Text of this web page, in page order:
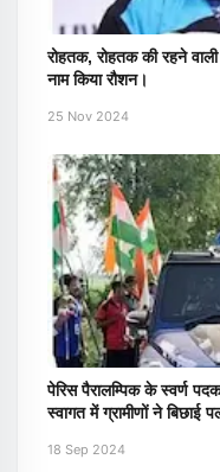
रोहतक, रोहतक की रहने
नाम किया रौशन।
25 Nov 2024
पेरिस पैरालम्पिक के स्वर्ण
स्वागत में ग्रामीणों ने बिछाई
18 Sep 2024